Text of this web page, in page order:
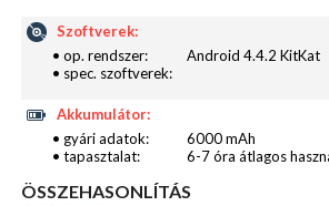
Szoftverek:
• op. rendszer:
Android 4.4.2 KitKat
• spec. szoftverek:
Akkumulátor:
• gyári adatok:
6000 mAh
• tapasztalat:
6-7 óra átlagos
ÖSSZEHASONLÍTÁS